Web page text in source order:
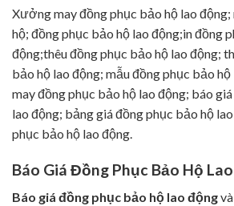
Xưởng may đồng phục bảo hộ lao
hộ; đồng phục bảo hộ lao động;in đồng
động;thêu đồng phục bảo hộ lao động;
bảo hộ lao động; mẫu đồng phục bảo
may đồng phục bảo hộ lao động; báo
lao động; bảng giá đồng phục bảo hộ
phục bảo hộ lao động.
Báo Giá Đồng Phục Bảo Hộ
Báo giá đồng phục bảo hộ lao độngvà